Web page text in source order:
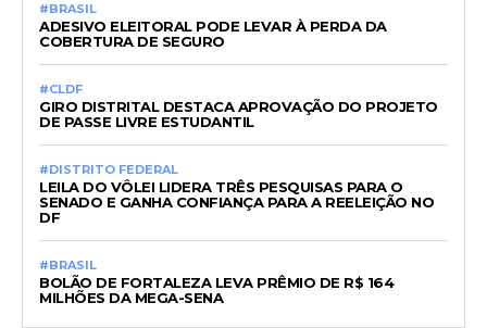
#BRASIL
ADESIVO ELEITORAL PODE LEVAR À PERDA DA
COBERTURA DE SEGURO
#CLDF
GIRO DISTRITAL DESTACA APROVAÇÃO DO PROJETO
DE PASSE LIVRE ESTUDANTIL
#DISTRITO FEDERAL
LEILA DO VÔLEI LIDERA TRÊS PESQUISAS PARA O
SENADO E GANHA CONFIANÇA PARA A REELEIÇÃO NO
DF
#BRASIL
BOLÃO DE FORTALEZA LEVA PRÊMIO DE R$ 164
MILHÕES DA MEGA-SENA